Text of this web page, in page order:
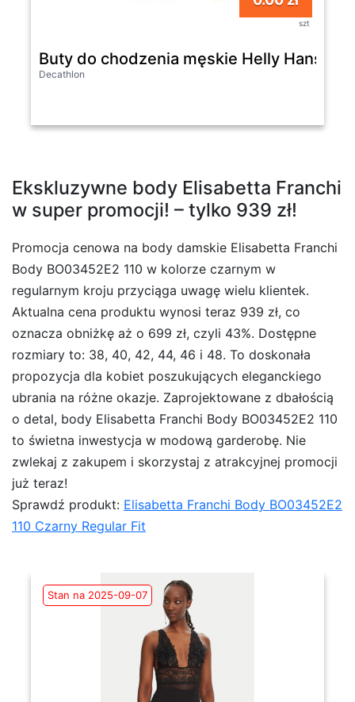
szt
Buty do chodzenia męskie Helly Hansen
Decathlon
Ekskluzywne body Elisabetta Franchi
w super promocji! – tylko 939 zł!
Promocja cenowa na body damskie Elisabetta Franchi
Body BO03452E2 110 w kolorze czarnym w
regularnym kroju przyciąga uwagę wielu klientek.
Aktualna cena produktu wynosi teraz 939 zł, co
oznacza obniżkę aż o 699 zł, czyli 43%. Dostępne
rozmiary to: 38, 40, 42, 44, 46 i 48. To doskonała
propozycja dla kobiet poszukujących eleganckiego
ubrania na różne okazje. Zaprojektowane z dbałością
o detal, body Elisabetta Franchi Body BO03452E2 110
to świetna inwestycja w modową garderobę. Nie
zwlekaj z zakupem i skorzystaj z atrakcyjnej promocji
już teraz!
Sprawdź produkt: Elisabetta Franchi Body BO03452E2
110 Czarny Regular Fit
Stan na 2025-09-07